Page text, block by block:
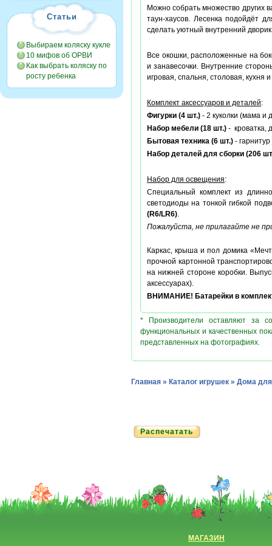
Статьи
Выбираем коляску кукле
10 мифов об ОРВИ
Как выбрать коляску по
росту ребенка
Можно собрать множество других
таун-хаусов. Лесенка подойдёт
сделать уютный внутренний
Все окошки, расположенные на
и занавесочки. Внутренние
игровая, спальня, столовая, кухня
Комплект аксессуаров и деталей:
Фигурки (4 шт.) - 2 куколки (мама и
Набор мебели (18 шт.) - кроватка,
Бытовая техника (6 шт.) -
Набор деталей для сборки (206
Набор для освещения:
Специальный комплект из
светодиоды на тонкой гибкой
(R6/LR6).
Пожалуйста, не прилагайте не
Каркас, крыша и пол домика
прочной картонной
на нижней стороне коробки.
аксессуарах).
ВНИМАНИЕ! Батарейки в
* Производители оставляют за
функциональных и качественных
представленных на фотографиях.
Главная » Каталог игрушек » Дома для
Распечатать
МАГАЗИН